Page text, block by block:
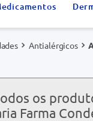
Antialérgicos
os
Farma
20mg